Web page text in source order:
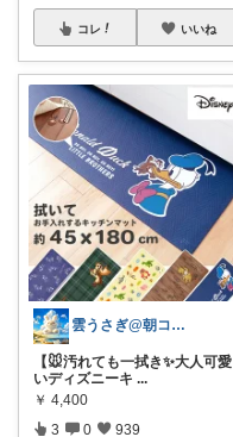
コレ いいね
雲うさぎ@朝コレ❤良質便利時短グッズ🐰
【🐭汚れても一拭き✨大人可愛
いディズニーキ ...
￥ 4,400
3 0 939